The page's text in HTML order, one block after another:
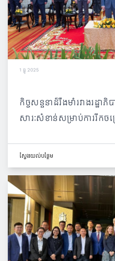
1 ធ្នូ 2025
កិច្ចសន្ទនាដ៏រឹងមាំរវាងរដ្ឋា
សារៈសំខាន់សម្រាប់ការរីកចម្
ស្វែង​យល់​បន្ថែម